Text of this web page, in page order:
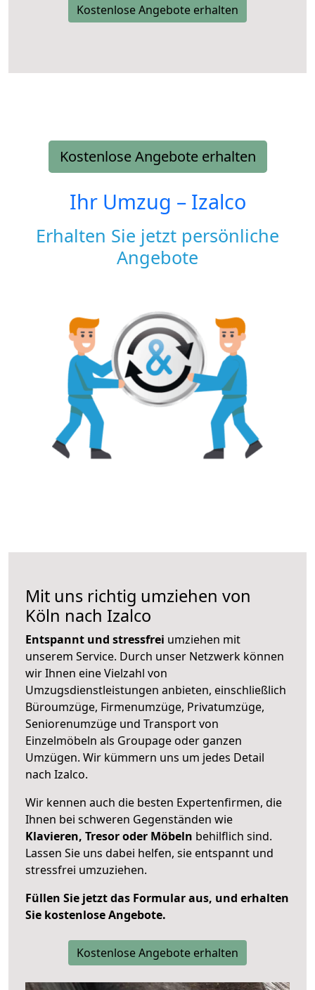
Kostenlose Angebote erhalten
Kostenlose Angebote erhalten
Ihr Umzug – Izalco
Erhalten Sie jetzt persönliche
Angebote
Mit uns richtig umziehen von
Köln nach Izalco
Entspannt und stressfrei umziehen mit
unserem Service. Durch unser Netzwerk können
wir Ihnen eine Vielzahl von
Umzugsdienstleistungen anbieten, einschließlich
Büroumzüge, Firmenumzüge, Privatumzüge,
Seniorenumzüge und Transport von
Einzelmöbeln als Groupage oder ganzen
Umzügen. Wir kümmern uns um jedes Detail
nach Izalco.
Wir kennen auch die besten Expertenfirmen, die
Ihnen bei schweren Gegenständen wie
Klavieren, Tresor oder Möbeln behilflich sind.
Lassen Sie uns dabei helfen, sie entspannt und
stressfrei umzuziehen.
Füllen Sie jetzt das Formular aus, und erhalten
Sie kostenlose Angebote.
Kostenlose Angebote erhalten